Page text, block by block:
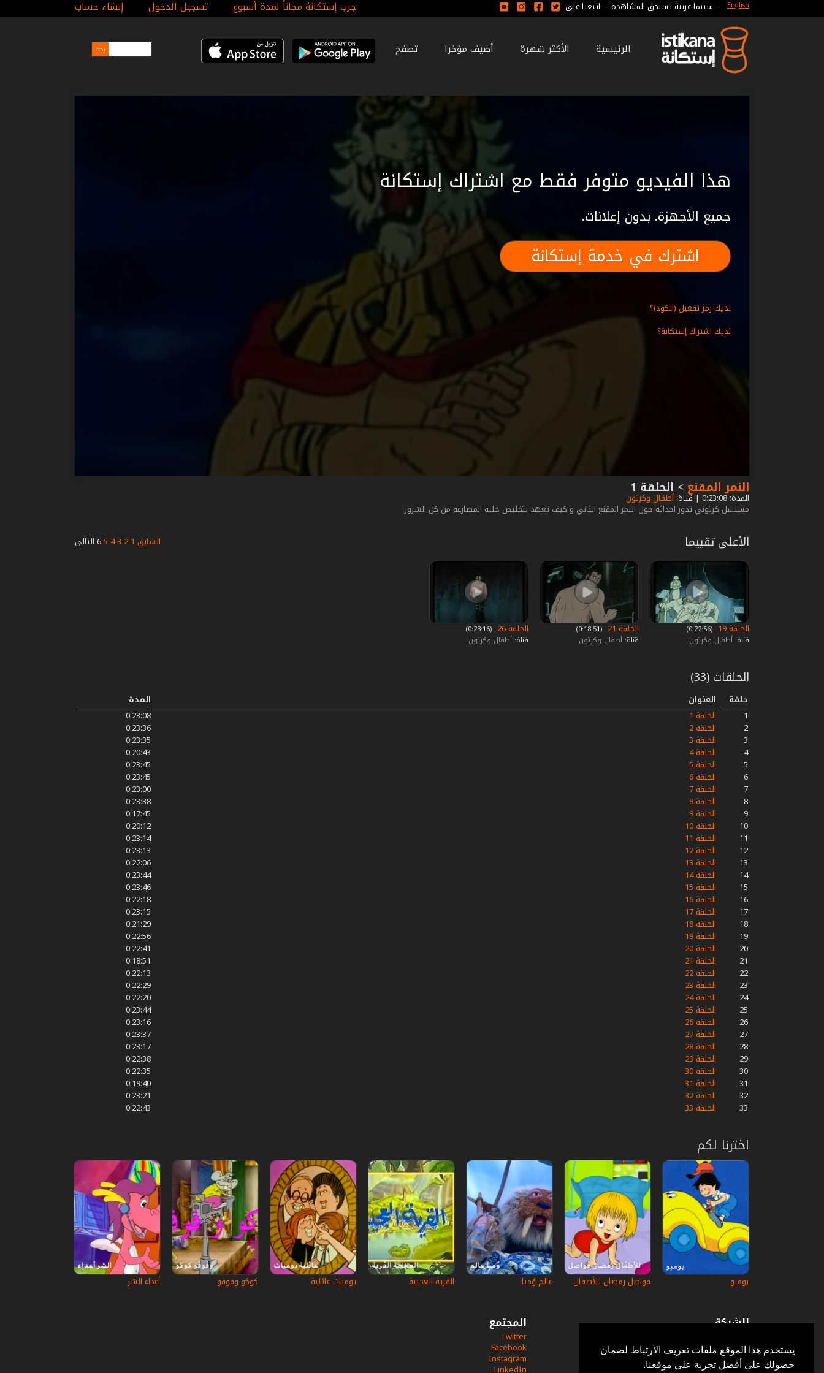
يستخدم هذا الموقع ملفات تعريف الارتباط لضمان
حصولك على أفضل تجربة على موقعنا.
جرب إستكانة مجاناً لمدة أسبوع تسجيل الدخول إنشاء حساب English
- سينما عربية تستحق المشاهدة - اتبعنا على
الرئيسية الأكثر شهرة أضيف مؤخرا تصفح
هذا الفيديو متوفر فقط مع اشتراك إستكانة
جميع الأجهزة. بدون إعلانات.
اشترك في خدمة إستكانة
لديك رمز تفعيل (الكود)؟
لديك اشتراك إستكانة؟
النمر المقنع > الحلقة 1
المدة: 0:23:08 | قناة: أطفال وكرتون
مسلسل كرتوني تدور احداثه حول النمر المقنع الثاني و كيف تعهد بتخليص حلبة المصارعة من كل الشرور
السابق 1
2
3
4
5
6 التالي الأعلى تقييما
الحلقة 19
‏ (0:22:56)
قناة: أطفال وكرتون
الحلقة 21
‏ (0:18:51)
قناة: أطفال وكرتون
الحلقة 26
‏ (0:23:16)
قناة: أطفال وكرتون
الحلقات (33)
حلقة العنوان
المدة
1
الحلقة 1
0:23:08
2
الحلقة 2
0:23:36
3
الحلقة 3
0:23:35
4
الحلقة 4
0:20:43
5
الحلقة 5
0:23:45
6
الحلقة 6
0:23:45
7
الحلقة 7
0:23:00
8
الحلقة 8
0:23:38
9
الحلقة 9
0:17:45
10
الحلقة 10
0:20:12
11
الحلقة 11
0:23:14
12
الحلقة 12
0:23:13
13
الحلقة 13
0:22:06
14
الحلقة 14
0:23:44
15
الحلقة 15
0:23:46
16
الحلقة 16
0:22:18
17
الحلقة 17
0:23:15
18
الحلقة 18
0:21:29
19
الحلقة 19
0:22:56
20
الحلقة 20
0:22:41
21
الحلقة 21
0:18:51
22
الحلقة 22
0:22:13
23
الحلقة 23
0:22:29
24
الحلقة 24
0:22:20
25
الحلقة 25
0:23:44
26
الحلقة 26
0:23:16
27
الحلقة 27
0:23:37
28
الحلقة 28
0:23:17
29
الحلقة 29
0:22:38
30
الحلقة 30
0:22:35
31
الحلقة 31
0:19:40
32
الحلقة 32
0:23:21
33
الحلقة 33 0:22:43
اخترنا لكم
بومبو فواصل رمضان للأطفال عالم وُمبا القرية العجيبة يوميات عائلية كوكو وفوفو أعداء الشر
الشركة
أسئلة وأجوبة
في الإعلام
خدمة الزبائن
المجتمع
Twitter
Facebook
Instagram
LinkedIn